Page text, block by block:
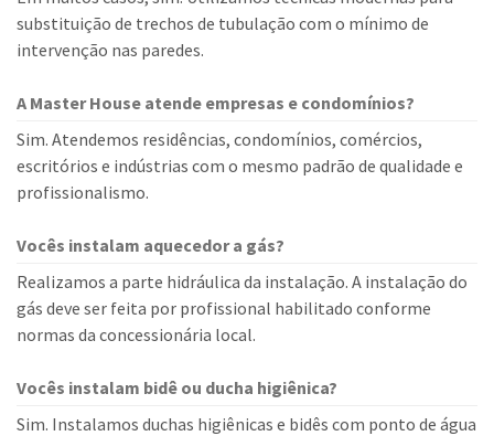
substituição de trechos de tubulação com o mínimo de
intervenção nas paredes.
A Master House atende empresas e condomínios?
Sim. Atendemos residências, condomínios, comércios,
escritórios e indústrias com o mesmo padrão de qualidade e
profissionalismo.
Vocês instalam aquecedor a gás?
Realizamos a parte hidráulica da instalação. A instalação do
gás deve ser feita por profissional habilitado conforme
normas da concessionária local.
Vocês instalam bidê ou ducha higiênica?
Sim. Instalamos duchas higiênicas e bidês com ponto de água